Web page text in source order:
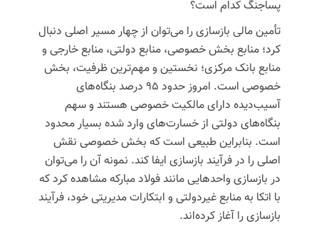
پساجنگ کدام است؟
تأمین مالی بازسازی را می‌توان از چهار مسیر اصلی دنبال
کرد؛ منابع بخش خصوصی، منابع دولتی، منابع خارجی و
منابع بانک مرکزی؛ نخستین و مهم‌ترین ظرفیت، بخش
خصوصی است.
امروز حدود ۹۵ درصد بنگاه‌های
آسیب‌دیده دارای مالکیت خصوصی هستند و سهم
بنگاه‌های دولتی از خسارت‌های وارد شده بسیار محدود
است. بنابراین طبیعی است که بخش خصوصی نقش
اصلی را در فرآیند بازسازی ایفا کند. نمونه آن را می‌توان
در بازسازی واحدهایی مانند فولاد مبارکه مشاهده کرد که
با اتکا به منابع غیردولتی و ابتکارات مدیریتی خود، فرآیند
بازسازی را آغاز کرده‌اند.